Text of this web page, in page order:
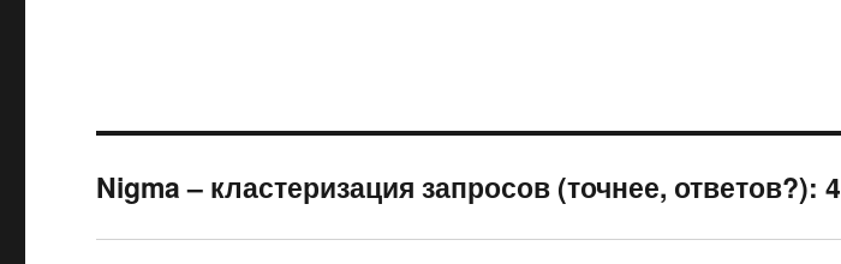
Nigma – кластеризация запросов (точнее, ответов?):